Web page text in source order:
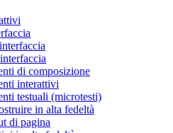
di composizione
interattivi
testuali (microtesti)
in alta fedeltà
di pagina